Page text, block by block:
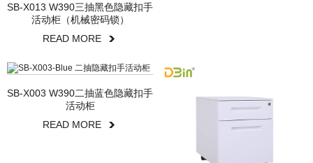
SB-X013 W390三抽黑色隐藏扣手
活动柜（机械密码锁）
READ MORE
SB-X003 W390二抽蓝色隐藏扣手
活动柜
READ MORE